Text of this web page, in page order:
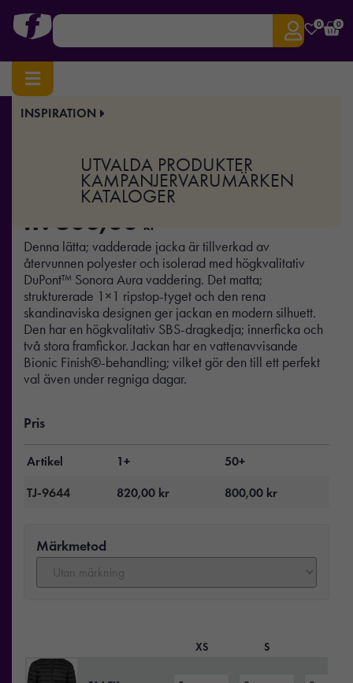
0 0
INSPIRATION
UTVALDA PRODUKTER
KAMPANJERVARUMÄRKEN
KATALOGER
Hem/Profilkläder/ Lite Jacket
Lite Jacket
fr. 800,00 kr
Denna lätta; vadderade jacka är tillverkad av
återvunnen polyester och isolerad med högkvalitativ
DuPont™ Sonora Aura vaddering. Det matta;
strukturerade 1×1 ripstop-tyget och den rena
skandinaviska designen ger jackan en modern silhuett.
Den har en högkvalitativ SBS-dragkedja; innerficka och
två stora framfickor. Jackan har en vattenavvisande
Bionic Finish®-behandling; vilket gör den till ett perfekt
val även under regniga dagar.
Pris
Artikel 1+
50+
TJ-9644
820,00 kr 800,00 kr
Märkmetod
XS S